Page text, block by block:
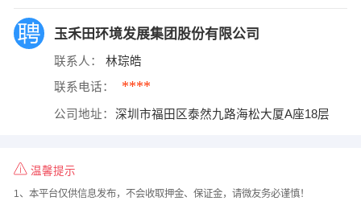
玉禾田环境发展集团股份有限公司
联系人： 林琮皓
联系电话： ****
公司地址： 深圳市福田区泰然九路海松大厦A座18层
温馨提示
1、本平台仅供信息发布，不会收取押金、保证金，请微友务必谨慎！